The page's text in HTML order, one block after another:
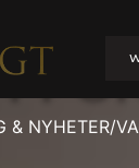
& NYHETER/